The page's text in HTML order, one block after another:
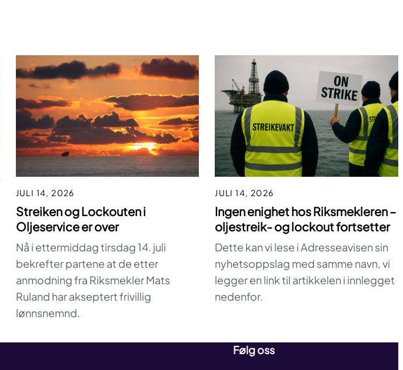
JULI 14, 2026
Streiken og Lockouten i
Oljeservice er over
Nå i ettermiddag tirsdag 14. juli
bekrefter partene at de etter
anmodning fra Riksmekler Mats
Ruland har akseptert frivillig
lønnsnemnd.
JULI 14, 2026
Ingen enighet hos Riksmekleren –
oljestreik- og lockout fortsetter
Dette kan vi lese i Adresseavisen sin
nyhetsoppslag med samme navn, vi
legger en link til artikkelen i innlegget
nedenfor.
Følg oss